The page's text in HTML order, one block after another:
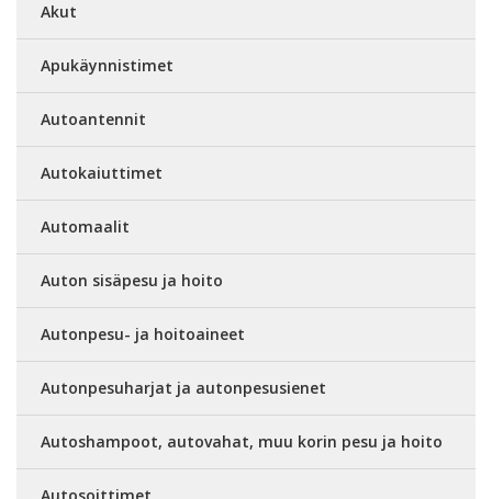
Akut
Apukäynnistimet
Autoantennit
Autokaiuttimet
Automaalit
Auton sisäpesu ja hoito
Autonpesu- ja hoitoaineet
Autonpesuharjat ja autonpesusienet
Autoshampoot, autovahat, muu korin pesu ja hoito